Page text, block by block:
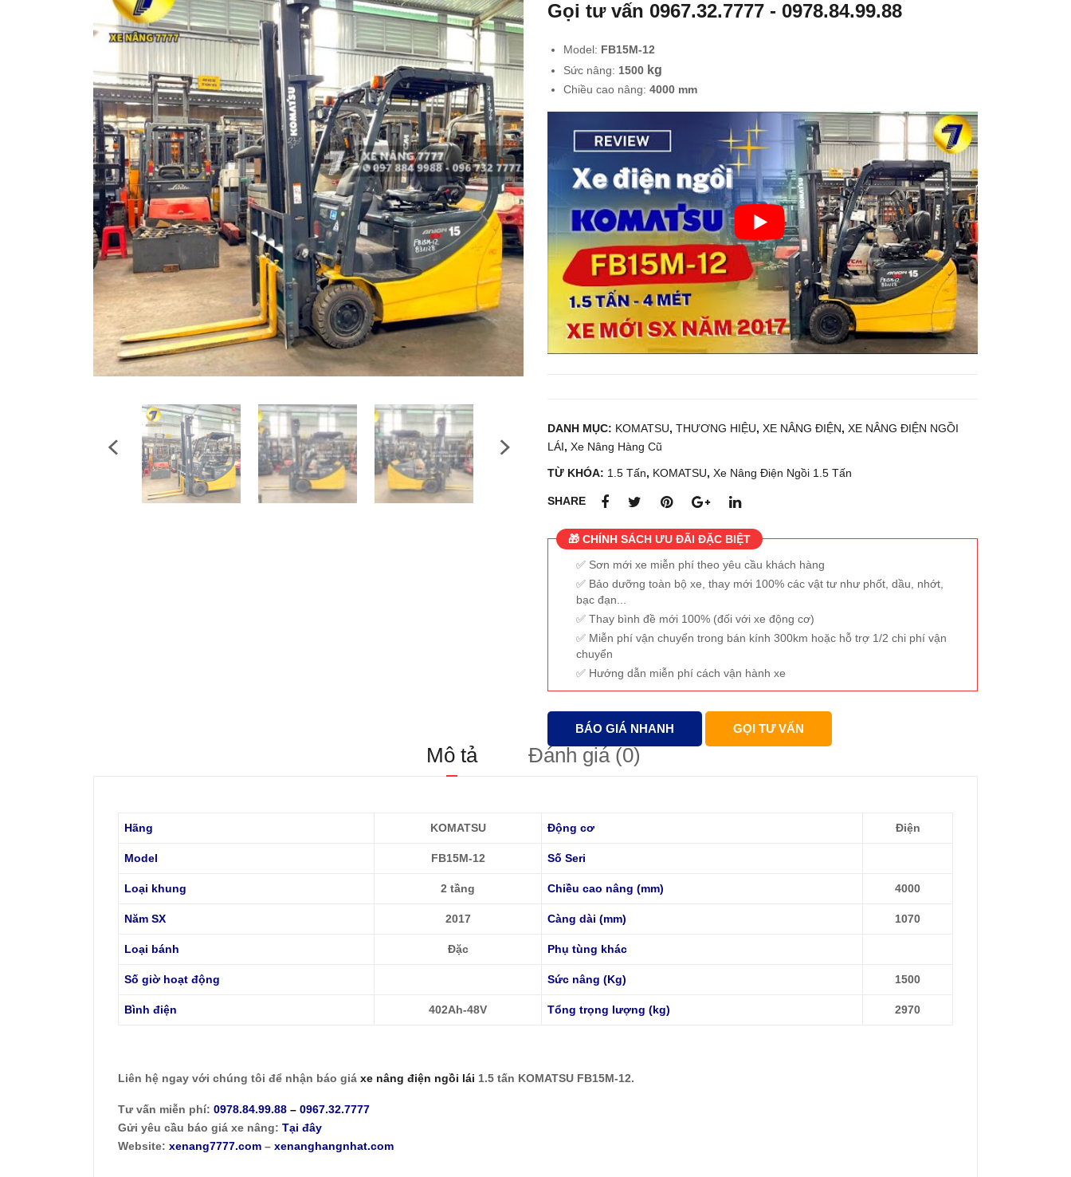
Tấn
TO
YO
TA
02-
7FD
25
TS
U
FG
15T
-20
Gọi tư vấn 0967.32.7777 - 0978.84.99.88
Model: FB15M-12
Sức nâng: 1500 kg
Chiều cao nâng: 4000 mm
DANH MỤC: KOMATSU, THƯƠNG HIỆU, XE NÂNG ĐIỆN, XE NÂNG ĐIỆN NGỒI
LÁI, Xe Nâng Hàng Cũ
TỪ KHÓA: 1.5 Tấn, KOMATSU, Xe Nâng Điện Ngồi 1.5 Tấn
SHARE
🎁 CHÍNH SÁCH ƯU ĐÃI ĐẶC BIỆT
Sơn mới xe miễn phí theo yêu cầu khách hàng
Bảo dưỡng toàn bộ xe, thay mới 100% các vật tư như phốt, dầu, nhớt,
bạc đạn...
Thay bình đề mới 100% (đối với xe động cơ)
Miễn phí vận chuyển trong bán kính 300km hoặc hỗ trợ 1/2 chi phí vận
chuyển
Hướng dẫn miễn phí cách vận hành xe
BÁO GIÁ NHANH GỌI TƯ VẤN
Mô tả Đánh giá (0)
Hãng KOMATSU Động cơ Điện
Model FB15M-12 Số Seri
Loại khung 2 tầng Chiều cao nâng (mm) 4000
Năm SX 2017 Càng dài (mm) 1070
Loại bánh Đặc Phụ tùng khác
Số giờ hoạt động Sức nâng (Kg) 1500
Bình điện 402Ah-48V Tổng trọng lượng (kg) 2970
Liên hệ ngay với chúng tôi để nhận báo giá xe nâng điện ngồi lái 1.5 tấn KOMATSU FB15M-12.
Tư vấn miễn phí: 0978.84.99.88 – 0967.32.7777
Gửi yêu cầu báo giá xe nâng: Tại đây
Website: xenang7777.com – xenanghangnhat.com